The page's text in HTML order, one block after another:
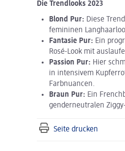
Die Trendlooks 2023
Blond Pur: Diese
femininen
Fantasie Pur: Ein
Rosé-Look mit
Passion Pur: Hier
in intensivem
Farbnuancen.
Braun Pur: Ein
genderneutralen
Seite drucken